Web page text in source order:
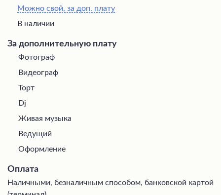
Можно свой, за доп. плату
В наличии
За дополнительную плату
Фотограф
Видеограф
Торт
Dj
Живая музыка
Ведущий
Оформление
Оплата
Наличными, безналичным способом, банковской картой